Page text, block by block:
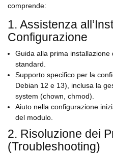
comprende:
1. Assistenza
Configurazione
Guida alla prima
standard.
Supporto specifico per la
Debian 12 e 13), inclusa la
system (chown, chmod).
Aiuto nella configurazione
del modulo.
2. Risoluzione dei
(Troubleshooting)